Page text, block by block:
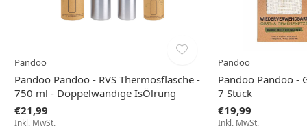
Pandoo
Pandoo Pandoo - RVS Thermosflasche -
750 ml - Doppelwandige IsÖlrung
€21,99
Inkl. MwSt.
Pandoo
Pandoo Pandoo -
7 Stück
€19,99
Inkl. MwSt.